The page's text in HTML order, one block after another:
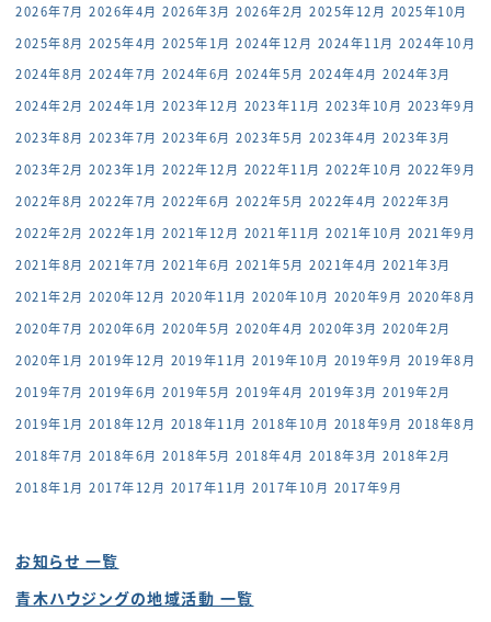
2026年7月 2026年4月 2026年3月 2026年2月 2025年12月 2025年10月
2025年8月 2025年4月 2025年1月 2024年12月 2024年11月 2024年10月
2024年8月 2024年7月 2024年6月 2024年5月 2024年4月 2024年3月
2024年2月 2024年1月 2023年12月 2023年11月 2023年10月 2023年9月
2023年8月 2023年7月 2023年6月 2023年5月 2023年4月 2023年3月
2023年2月 2023年1月 2022年12月 2022年11月 2022年10月 2022年9月
2022年8月 2022年7月 2022年6月 2022年5月 2022年4月 2022年3月
2022年2月 2022年1月 2021年12月 2021年11月 2021年10月 2021年9月
2021年8月 2021年7月 2021年6月 2021年5月 2021年4月 2021年3月
2021年2月 2020年12月 2020年11月 2020年10月 2020年9月 2020年8月
2020年7月 2020年6月 2020年5月 2020年4月 2020年3月 2020年2月
2020年1月 2019年12月 2019年11月 2019年10月 2019年9月 2019年8月
2019年7月 2019年6月 2019年5月 2019年4月 2019年3月 2019年2月
2019年1月 2018年12月 2018年11月 2018年10月 2018年9月 2018年8月
2018年7月 2018年6月 2018年5月 2018年4月 2018年3月 2018年2月
2018年1月 2017年12月 2017年11月 2017年10月 2017年9月
お知らせ 一覧
青木ハウジングの地域活動 一覧